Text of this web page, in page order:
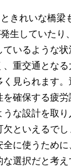
きれいな橋梁
生していたり
ているような
、重交通とな
見られます
確保する疲労
な設計を取
といえるでし
に使うために
選択だと考